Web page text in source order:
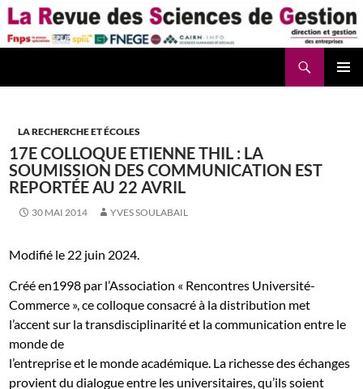
Aller
au
contenu
LA RECHERCHE ET ÉCOLES
17E COLLOQUE ETIENNE THIL : LA
SOUMISSION DES COMMUNICATION EST
REPORTÉE AU 22 AVRIL
30 MAI 2014 YVES SOULABAIL
Modifié le 22 juin 2024.
Créé en1998 par l’Association « Rencontres Université-
Commerce », ce colloque consacré à la distribution met
l’accent sur la transdisciplinarité et la communication entre le
monde de
l’entreprise et le monde académique. La richesse des échanges
provient du dialogue entre les universitaires, qu’ils soient